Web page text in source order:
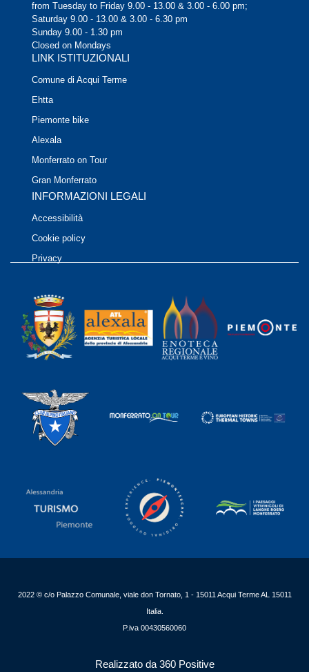
from Tuesday to Friday 9.00 - 13.00 & 3.00 - 6.00 pm;
Saturday 9.00 - 13.00 & 3.00 - 6.30 pm
Sunday 9.00 - 1.30 pm
Closed on Mondays
LINK ISTITUZIONALI
Comune di Acqui Terme
Ehtta
Piemonte bike
Alexala
Monferrato on Tour
Gran Monferrato
INFORMAZIONI LEGALI
Accessibilità
Cookie policy
Privacy
2022 © c/o Palazzo Comunale, viale don Tornato, 1 - 15011 Acqui Terme AL 15011
Italia.
P.iva 00430560060
Realizzato da 360 Positive